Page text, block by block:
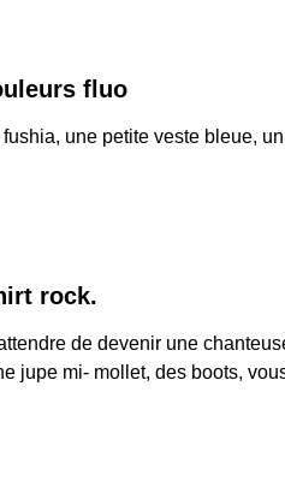
fluo
une petite veste bleue,
rock.
de devenir une
jupe mi- mollet, des boots,